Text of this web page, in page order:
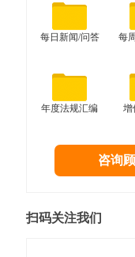
每日新闻/问答 每
年度法规汇编 增
咨询
扫码关注我们